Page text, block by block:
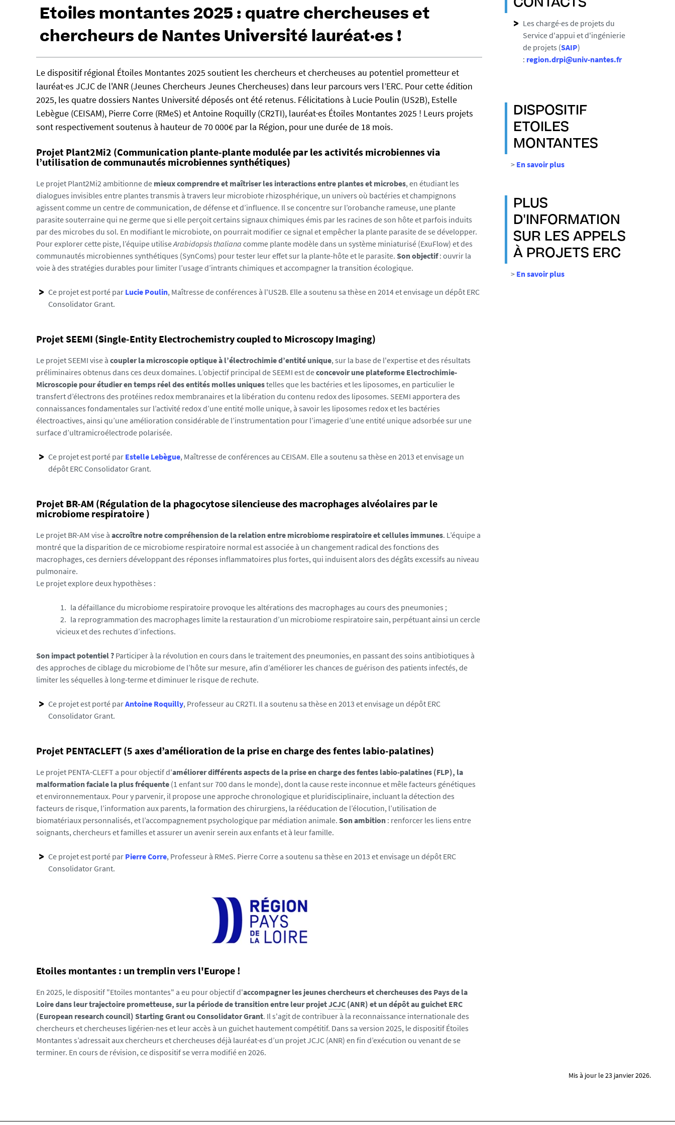
Etoiles montantes 2025 : quatre chercheuses et
chercheurs de Nantes Université lauréat·es !
t
t
p
s
/
u
n
e
w
s
.
u
n
i
s
.
f
r
/
m
e
p
h
o
t
o
/
l
e
c
t
-
e
g
i
o
n
-
a
-
o
i
r
e
_
1
1
Le dispositif régional Étoiles Montantes 2025 soutient les chercheurs et chercheuses au potentiel prometteur et
lauréat·es JCJC de l'ANR (Jeunes Chercheurs Jeunes Chercheuses) dans leur parcours vers l’ERC. Pour cette édition
2025, les quatre dossiers Nantes Université déposés ont été retenus. Félicitations à Lucie Poulin (US2B), Estelle
Lebègue (CEISAM), Pierre Corre (RMeS) et Antoine Roquilly (CR2TI), lauréat·es Étoiles Montantes 2025 ! Leurs projets
sont respectivement soutenus à hauteur de 70 000€ par la Région, pour une durée de 18 mois.
Projet Plant2Mi2 (Communication plante-plante modulée par les activités microbiennes via
l’utilisation de communautés microbiennes synthétiques)
Le projet Plant2Mi2 ambitionne de mieux comprendre et maîtriser les interactions entre plantes et microbes, en étudiant les
dialogues invisibles entre plantes transmis à travers leur microbiote rhizosphérique, un univers où bactéries et champignons
agissent comme un centre de communication, de défense et d’influence. Il se concentre sur l’orobanche rameuse, une plante
parasite souterraine qui ne germe que si elle perçoit certains signaux chimiques émis par les racines de son hôte et parfois induits
par des microbes du sol. En modifiant le microbiote, on pourrait modifier ce signal et empêcher la plante parasite de se développer.
Pour explorer cette piste, l’équipe utiliseArabidopsis thaliana comme plante modèle dans un système miniaturisé (ExuFlow) et des
communautés microbiennes synthétiques (SynComs) pour tester leur effet sur la plante-hôte et le parasite. Son objectif: ouvrir la
voie à des stratégies durables pour limiter l’usage d’intrants chimiques et accompagner la transition écologique.
Ce projet est porté par Lucie Poulin, Maîtresse de conférences à l'US2B. Elle a soutenu sa thèse en 2014 et envisage un dépôt ERC
Consolidator Grant.
Projet SEEMI (Single-Entity Electrochemistry coupled to Microscopy Imaging)
Le projet SEEMI vise à coupler la microscopie optique à l’électrochimie d’entité unique, sur la base de l'expertise et des résultats
préliminaires obtenus dans ces deux domaines. L’objectif principal de SEEMI est deconcevoir une plateforme Electrochimie-
Microscopie pour étudier en temps réel des entités molles uniquestelles que les bactéries et les liposomes, en particulier le
transfert d’électrons des protéines redox membranaires et la libération du contenu redox des liposomes. SEEMI apportera des
connaissances fondamentales sur l’activité redox d’une entité molle unique, à savoir les liposomes redox et les bactéries
électroactives, ainsi qu’une amélioration considérable de l’instrumentation pour l’imagerie d’une entité unique adsorbée sur une
surface d’ultramicroélectrode polarisée.
Ce projet est porté par Estelle Lebègue, Maîtresse de conférences au CEISAM. Elle a soutenu sa thèse en 2013 et envisage un
dépôt ERC Consolidator Grant.
Projet BR-AM (Régulation de la phagocytose silencieuse des macrophages alvéolaires par le
microbiome respiratoire )
Le projet BR-AM vise à accroître notre compréhension de la relation entre microbiome respiratoire et cellules immunes. L’équipe a
montré que la disparition de ce microbiome respiratoire normal est associée à un changement radical des fonctions des
macrophages, ces derniers développant des réponses inflammatoires plus fortes, qui induisent alors des dégâts excessifs au niveau
pulmonaire.
Le projet explore deux hypothèses :
la défaillance du microbiome respiratoire provoque les altérations des macrophages au cours des pneumonies ;
la reprogrammation des macrophages limite la restauration d’un microbiome respiratoire sain, perpétuant ainsi un cercle
vicieux et des rechutes d’infections.
Son impact potentiel ? Participer à la révolution en cours dans le traitement des pneumonies, en passant des soins antibiotiques à
des approches de ciblage du microbiome de l’hôte sur mesure, afin d’améliorer les chances de guérison des patients infectés, de
limiter les séquelles à long-terme et diminuer le risque de rechute.
Ce projet est porté parAntoine Roquilly, Professeur au CR2TI. Il a soutenu sa thèse en 2013 et envisage un dépôt ERC
Consolidator Grant.
Projet PENTACLEFT (5 axes d’amélioration de la prise en charge des fentes labio-palatines)
Le projet PENTA-CLEFT a pour objectif d'améliorer différents aspects de la prise en charge des fentes labio-palatines (FLP), la
malformation faciale la plus fréquente (1 enfant sur 700 dans le monde), dont la cause reste inconnue et mêle facteurs génétiques
et environnementaux. Pour y parvenir, il propose une approche chronologique et pluridisciplinaire, incluant la détection des
facteurs de risque, l’information aux parents, la formation des chirurgiens, la rééducation de l’élocution, l’utilisation de
biomatériaux personnalisés, et l’accompagnement psychologique par médiation animale. Son ambition : renforcer les liens entre
soignants, chercheurs et familles et assurer un avenir serein aux enfants et à leur famille.
Ce projet est porté par Pierre Corre, Professeur à RMeS. Pierre Corre a soutenu sa thèse en 2013 et envisage un dépôt ERC
Consolidator Grant.
Etoiles montantes : un tremplin vers l'Europe !
En 2025, le dispositif "Etoiles montantes" a eu pour objectif d'accompagner les jeunes chercheurs et chercheuses des Pays de la
Loire dans leur trajectoire prometteuse, sur la période de transition entre leur projetJCJC (ANR) et un dépôt au guichet ERC
(European research council) Starting Grant ou Consolidator Grant. Il s'agit de contribuer à la reconnaissance internationale des
chercheurs et chercheuses ligérien·nes et leur accès à un guichet hautement compétitif. Dans sa version 2025, le dispositif Étoiles
Montantes s’adressait aux chercheurs et chercheuses déjà lauréat·es d’un projet JCJC (ANR) en fin d’exécution ou venant de se
terminer. En cours de révision, ce dispositif se verra modifié en 2026.
CONTACTS
Les chargé·es de projets du
Service d'appui et d'ingénierie
de projets (SAIP)
: region.drpi@univ-nantes.fr
DISPOSITIF
ETOILES
MONTANTES
> En savoir plus
PLUS
D'INFORMATION
SUR LES APPELS
À PROJETS ERC
> En savoir plus
Mis à jour le 23 janvier 2026.